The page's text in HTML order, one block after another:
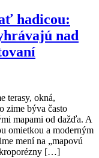
hadicou:
nad
terasy, okná,
zime býva často
mapami od dažďa. A
omietkou a moderným
mení na „mapovú
[…]